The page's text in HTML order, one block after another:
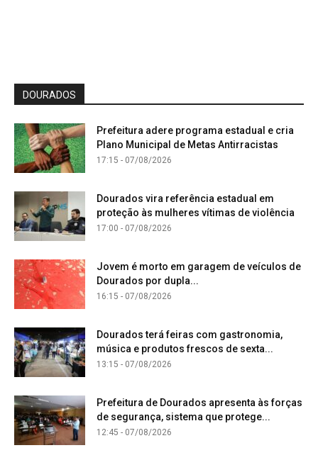
DOURADOS
Prefeitura adere programa estadual e cria
Plano Municipal de Metas Antirracistas
17:15 - 07/08/2026
Dourados vira referência estadual em
proteção às mulheres vítimas de violência
17:00 - 07/08/2026
Jovem é morto em garagem de veículos de
Dourados por dupla...
16:15 - 07/08/2026
Dourados terá feiras com gastronomia,
música e produtos frescos de sexta...
13:15 - 07/08/2026
Prefeitura de Dourados apresenta às forças
de segurança, sistema que protege...
12:45 - 07/08/2026